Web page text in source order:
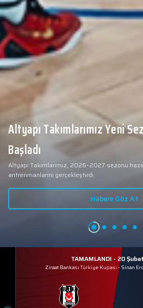
Altyapı Takımlarımız Yeni
Başladı
Altyapı Takımlarımız, 2026–2027 sezonu
antrenmanlarını gerçekleştirdi.
Habere Göz At
TAMAMLANDI - 20
Ziraat Bankası Türkiye Kupası - Sinan